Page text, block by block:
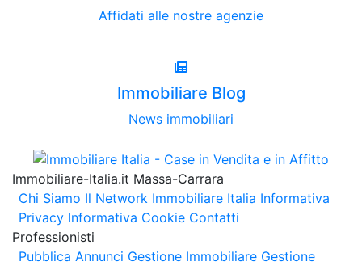
Affidati alle nostre agenzie
Immobiliare Blog
News immobiliari
Immobiliare-Italia.it Massa-Carrara
Chi Siamo Il Network Immobiliare Italia Informativa
Privacy Informativa Cookie Contatti
Professionisti
Pubblica Annunci Gestione Immobiliare Gestione